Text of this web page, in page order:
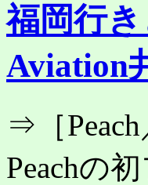
福岡行
Aviation
⇒［
Peachの